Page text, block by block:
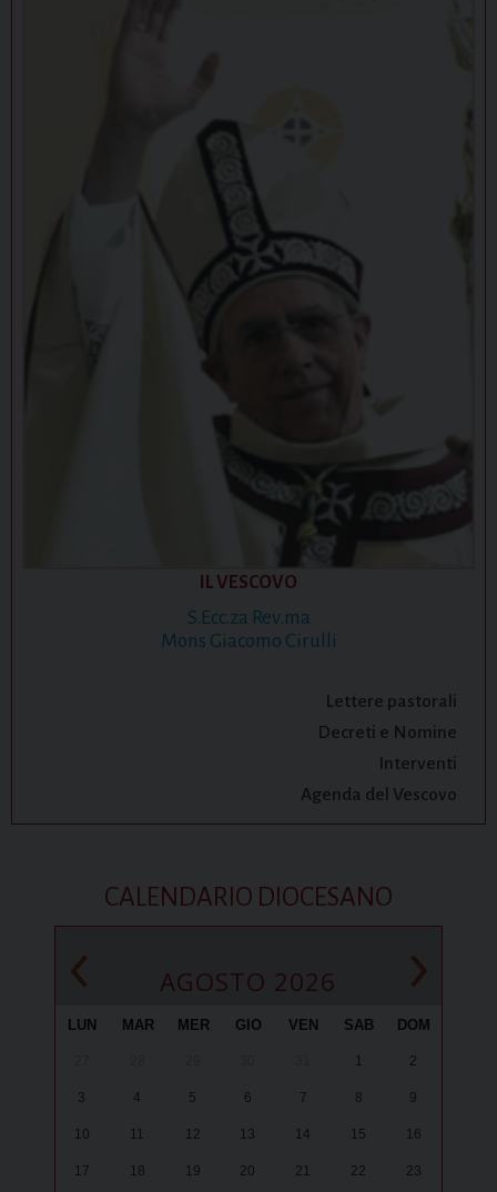
IL VESCOVO
S.Ecc.za Rev.ma
Mons Giacomo Cirulli
Lettere pastorali
Decreti e Nomine
Interventi
Agenda del Vescovo
CALENDARIO DIOCESANO
‹ AGOSTO 2026 ›
LUN MAR MER GIO VEN SAB DOM
1 2
3 4 5 6 7 8 9
10 11 12 13 14 15 16
17 18 19 20 21 22 23